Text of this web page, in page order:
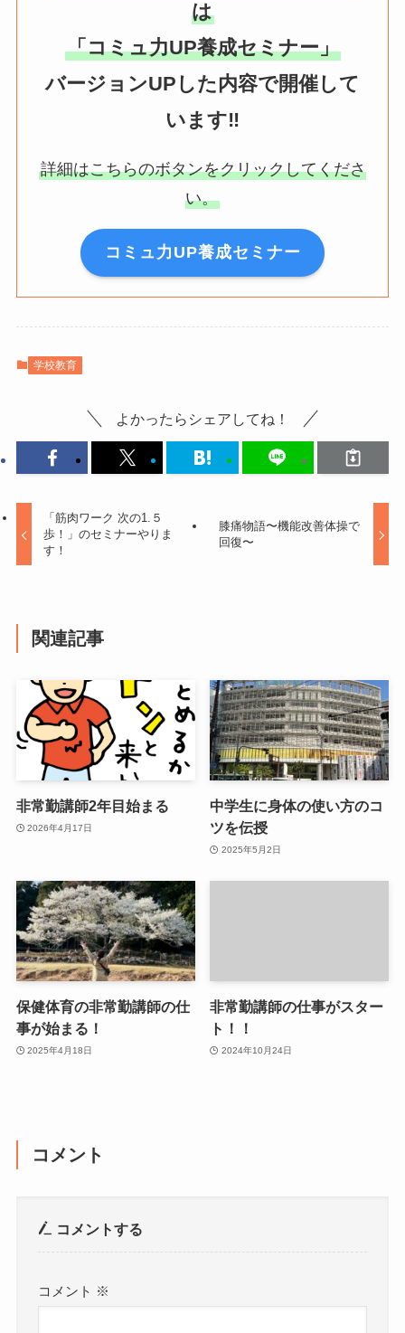
は
「コミュ力UP養成セミナー」
バージョンUPした内容で開催して
います‼️
詳細はこちらのボタンをクリックしてくださ
い。
コミュ力UP養成セミナー
学校教育
よかったらシェアしてね！
「筋肉ワーク 次の1.５
歩！」のセミナーやりま
す！
膝痛物語〜機能改善体操で
回復〜
関連記事
非常勤講師2年目始まる
2026年4月17日
中学生に身体の使い方のコ
ツを伝授
2025年5月2日
保健体育の非常勤講師の仕
事が始まる！
2025年4月18日
非常勤講師の仕事がスター
ト！！
2024年10月24日
コメント
コメントする
コメント ※